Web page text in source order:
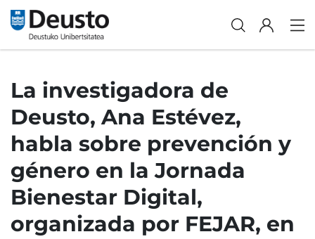
La investigadora de
Deusto, Ana Estévez,
habla sobre prevención y
género en la Jornada
Bienestar Digital,
organizada por FEJAR, en